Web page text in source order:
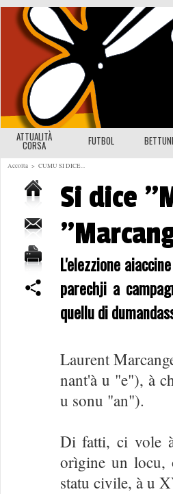
ATTUALITÀ
CORSA FUTBOL
Accolta > CUMU SI DICE...
Si dice
L'elezzione
parechji a
quellu di
Laurent
nant'à u "e"), à
u sonu "an").
Di fatti, ci vole
orìgine un locu,
statu civile, à u